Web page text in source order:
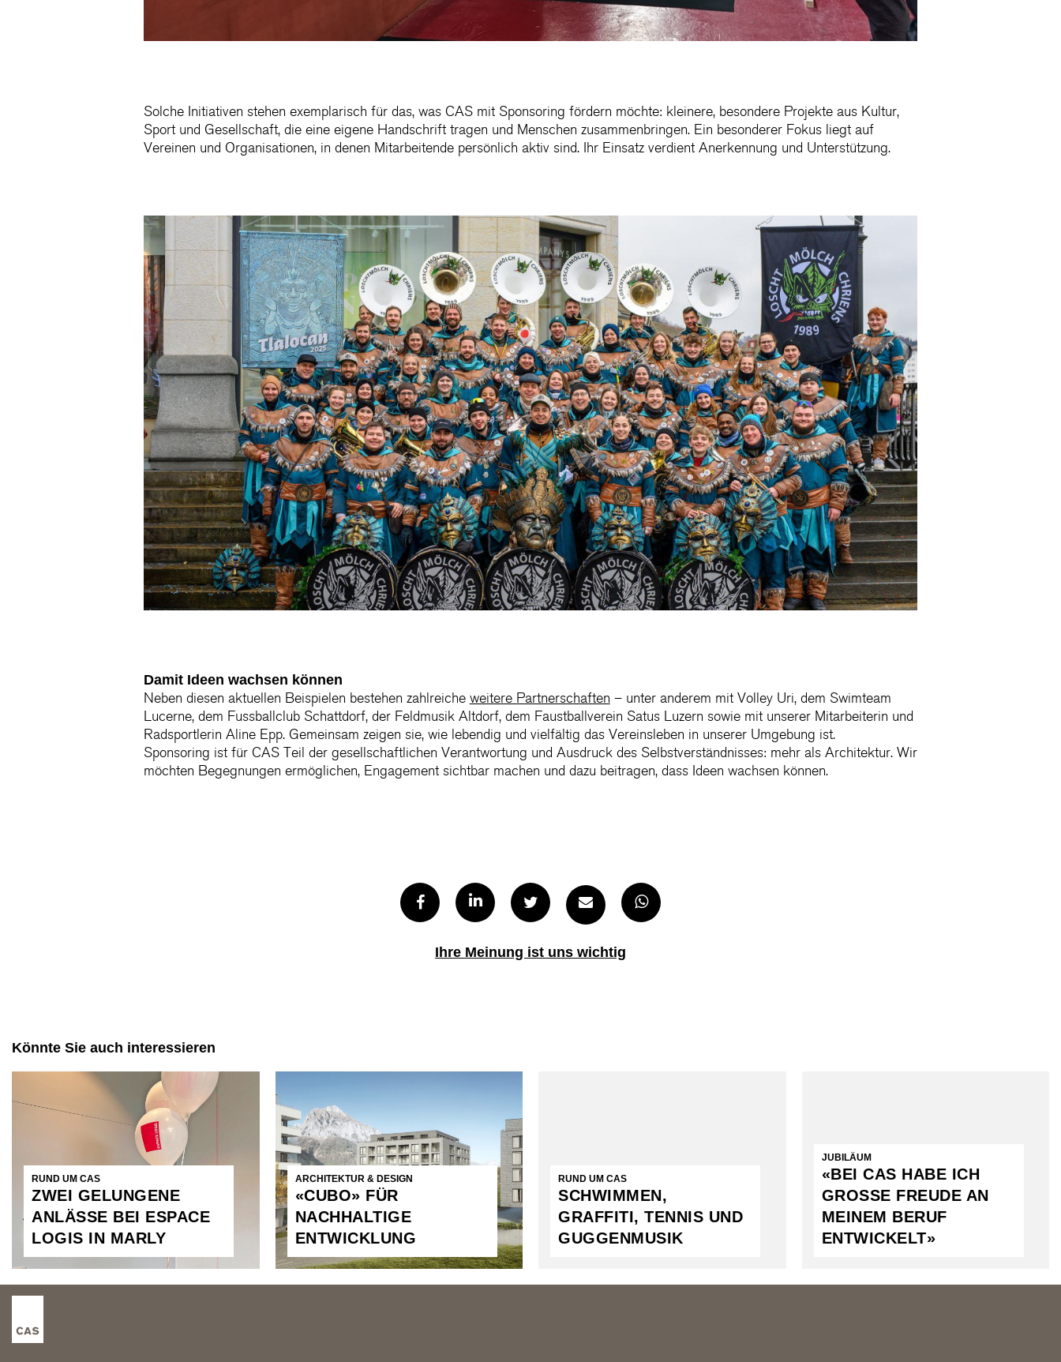
Solche Initiativen stehen exemplarisch für das, was CAS mit Sponsoring fördern möchte: kleinere, besondere Projekte aus Kultur,
Sport und Gesellschaft, die eine eigene Handschrift tragen und Menschen zusammenbringen. Ein besonderer Fokus liegt auf
Vereinen und Organisationen, in denen Mitarbeitende persönlich aktiv sind. Ihr Einsatz verdient Anerkennung und Unterstützung.
Damit Ideen wachsen können
Neben diesen aktuellen Beispielen bestehen zahlreiche weitere Partnerschaften – unter anderem mit Volley Uri, dem Swimteam
Lucerne, dem Fussballclub Schattdorf, der Feldmusik Altdorf, dem Faustballverein Satus Luzern sowie mit unserer Mitarbeiterin und
Radsportlerin Aline Epp. Gemeinsam zeigen sie, wie lebendig und vielfältig das Vereinsleben in unserer Umgebung ist.
Sponsoring ist für CAS Teil der gesellschaftlichen Verantwortung und Ausdruck des Selbstverständnisses: mehr als Architektur. Wir
möchten Begegnungen ermöglichen, Engagement sichtbar machen und dazu beitragen, dass Ideen wachsen können.
Ihre Meinung ist uns wichtig
Könnte Sie auch interessieren
RUND UM CAS
ZWEI GELUNGENE
ANLÄSSE BEI ESPACE
LOGIS IN MARLY
ARCHITEKTUR & DESIGN
«CUBO» FÜR
NACHHALTIGE
ENTWICKLUNG
RUND UM CAS
SCHWIMMEN,
GRAFFITI, TENNIS UND
GUGGENMUSIK
JUBILÄUM
«BEI CAS HABE ICH
GROSSE FREUDE AN
MEINEM BERUF
ENTWICKELT»